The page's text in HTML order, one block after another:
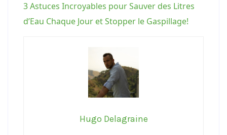
3 Astuces Incroyables pour Sauver des Litres
d’Eau Chaque Jour et Stopper le Gaspillage!
Hugo Delagraine